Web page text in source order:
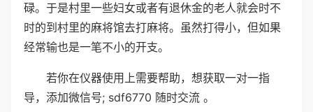
碌。于是村里一些妇女或者有退休金的老人就会时不
时的到村里的麻将馆去打麻将。虽然打得小，但如果
经常输也是一笔不小的开支。
若你在仪器使用上需要帮助，想获取一对一指
导，添加微信号; sdf6770 随时交流 。